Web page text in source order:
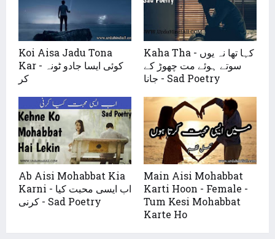
Koi Aisa Jadu Tona
Kar - کوئی ایسا جادو ٹونہ
کر
Kaha Tha - کہا تھا نہ یوں
سوتے ہوئے مت چھوڑ کے
جانا - Sad Poetry
Ab Aisi Mohabbat Kia
Karni - اب ایسی محبت کیا
کرنی - Sad Poetry
Main Aisi Mohabbat
Karti Hoon - Female -
Tum Kesi Mohabbat
Karte Ho